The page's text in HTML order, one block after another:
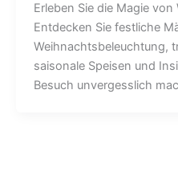
Erleben Sie die Magie
Entdecken Sie festliche
Weihnachtsbeleuchtung,
saisonale Speisen und
Besuch unvergesslich